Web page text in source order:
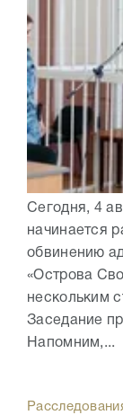
Сегодня, 4
начинается
обвинению
«Острова
нескольким
Заседание
Напомним,...